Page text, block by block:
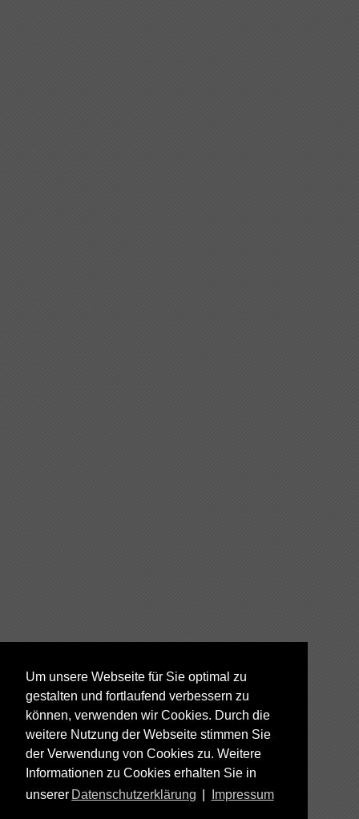
Um unsere Webseite für Sie optimal zu
gestalten und fortlaufend verbessern zu
können, verwenden wir Cookies. Durch die
weitere Nutzung der Webseite stimmen Sie
der Verwendung von Cookies zu. Weitere
Informationen zu Cookies erhalten Sie in
unserer Datenschutzerklärung Impressum